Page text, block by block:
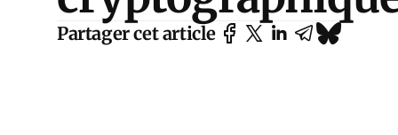
Partager cet article